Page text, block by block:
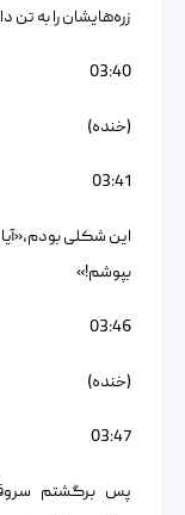
زره‌هایشان را به
03:40
(خنده)
03:41
این شکلی
بپوشم!»
03:46
(خنده)
03:47
پس برگشتم